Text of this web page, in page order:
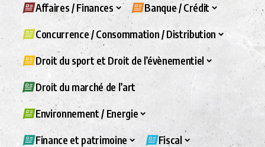
Affaires / Finances Banque / Crédit
Concurrence / Consommation / Distribution
Droit du sport et Droit de l’évènementiel
Droit du marché de l’art
Environnement / Energie
Finance et patrimoine Fiscal